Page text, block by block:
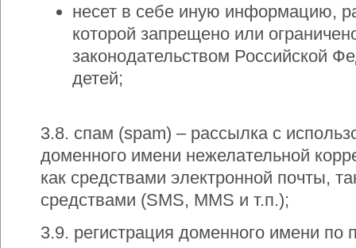
несет в себе иную информацию,
которой запрещено или
законодательством Российской
детей;
3.8. спам (spam) – рассылка с
доменного имени нежелательной
как средствами электронной почты,
средствами (SMS, MMS и т.п.);
3.9. регистрация доменного имени